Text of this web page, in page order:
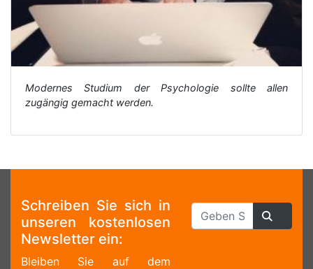
Modernes Studium der Psychologie sollte allen
zugängig gemacht werden.
Schreiben Sie sich in
unseren kostenlosen
Newsletter ein:
Bleiben Sie auf dem